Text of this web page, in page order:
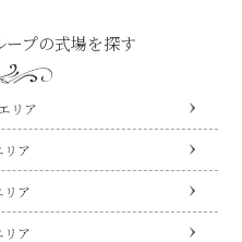
プの式場を探す
リア
リア
リア
リア